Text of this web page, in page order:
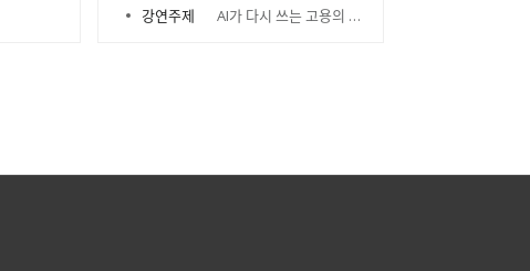
강연주제
AI가 다시 쓰는 고용의 법칙